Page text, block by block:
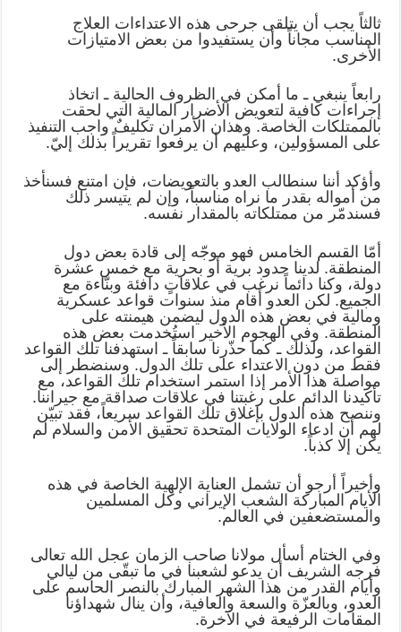
ثالثاً يجب أن يتلقى جرحى هذه الاعتداءات العلاج
المناسب مجاناً وأن يستفيدوا من بعض الامتيازات
الأخرى.
رابعاً ينبغي ـ ما أمكن في الظروف الحالية ـ اتخاذ
إجراءات كافية لتعويض الأضرار المالية التي لحقت
بالممتلكات الخاصة. وهذان الأمران تكليفٌ واجب التنفيذ
على المسؤولين، وعليهم أن يرفعوا تقريراً بذلك إليّ.
وأؤكد أننا سنطالب العدو بالتعويضات، فإن امتنع فسنأخذ
من أمواله بقدر ما نراه مناسباً، وإن لم يتيسر ذلك
فسندمّر من ممتلكاته بالمقدار نفسه.
أمّا القسم الخامس فهو موجّه إلى قادة بعض دول
المنطقة. لدينا حدود برية أو بحرية مع خمس عشرة
دولة، وكنا دائماً نرغب في علاقاتٍ دافئة وبنّاءة مع
الجميع. لكن العدو أقام منذ سنوات قواعد عسكرية
ومالية في بعض هذه الدول ليضمن هيمنته على
المنطقة. وفي الهجوم الأخير استُخدمت بعض هذه
القواعد، ولذلك ـ كما حذّرنا سابقاً ـ استهدفنا تلك القواعد
فقط من دون الاعتداء على تلك الدول. وسنضطر إلى
مواصلة هذا الأمر إذا استمر استخدام تلك القواعد، مع
تأكيدنا الدائم على رغبتنا في علاقات صداقة مع جيراننا.
وننصح هذه الدول بإغلاق تلك القواعد سريعاً، فقد تبيّن
لهم أن ادعاء الولايات المتحدة تحقيق الأمن والسلام لم
يكن إلا كذباً.
وأخيراً أرجو أن تشمل العناية الإلهية الخاصة في هذه
الأيام المباركة الشعب الإيراني وكل المسلمين
والمستضعفين في العالم.
وفي الختام أسأل مولانا صاحب الزمان عجل الله تعالى
فرجه الشريف أن يدعو لشعبنا في ما تبقّى من ليالي
وأيام القدر من هذا الشهر المبارك بالنصر الحاسم على
العدو، وبالعزّة والسعة والعافية، وأن ينال شهداؤنا
المقامات الرفيعة في الآخرة.